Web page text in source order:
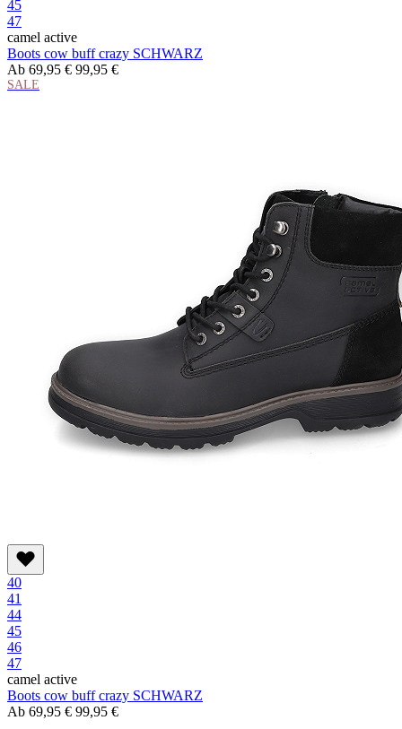
45
47
camel active
Boots cow buff crazy SCHWARZ
Ab 69,95 € 99,95 €
SALE
40
41
44
45
46
47
camel active
Boots cow buff crazy SCHWARZ
Ab 69,95 € 99,95 €